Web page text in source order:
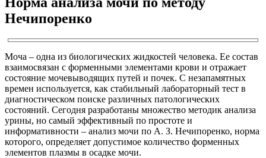
Нечипоренко
Моча – одна из биологических жидкостей человека. Ее состав
взаимосвязан с форменными элементами крови и отражает
состояние мочевыводящих путей и почек. С незапамятных
времен используется, как стабильный лабораторный тест в
диагностическом поиске различных патологических
состояний. Сегодня разработаны множество методик анализа
урины, но самый эффективный по простоте и
информативности – анализ мочи по А. З. Нечипоренко, норма
которого, определяет допустимое количество форменных
элементов плазмы в осадке мочи.